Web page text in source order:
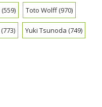
(559) Toto Wolff(970)
(773) Yuki Tsunoda (749)